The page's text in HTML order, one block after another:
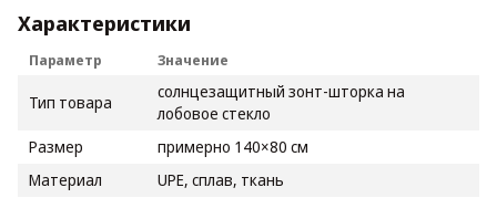
Характеристики
Параметр Значение
Тип товара
солнцезащитный зонт-шторка на
лобовое стекло
Размер
примерно 140×80 см
Материал
UPE, сплав, ткань